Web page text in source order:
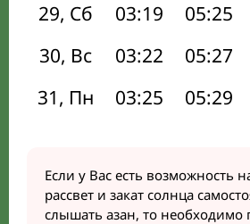
29, Сб
03:19 05:25
30, Вс
03:22 05:27
31, Пн
03:25 05:29
Если у Вас есть возможность
рассвет и закат солнца
слышать азан, то необходимо